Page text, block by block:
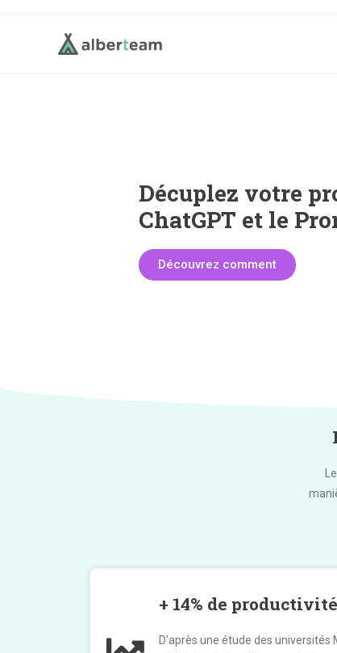
Décuplez votre
ChatGPT et le
Découvrez comment
+ 14% de productivité
D'après une étude des universités